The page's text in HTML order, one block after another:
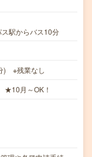
駅からバス10分
) ※残業なし
★10月～OK！